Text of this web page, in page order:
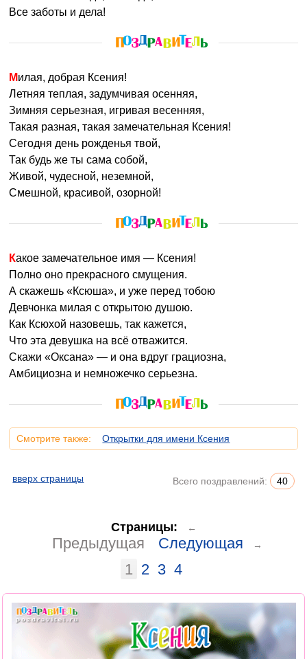
Все заботы и дела!
Милая, добрая Ксения!
Летняя теплая, задумчивая осенняя,
Зимняя серьезная, игривая весенняя,
Такая разная, такая замечательная Ксения!
Сегодня день рожденья твой,
Так будь же ты сама собой,
Живой, чудесной, неземной,
Смешной, красивой, озорной!
Какое замечательное имя — Ксения!
Полно оно прекрасного смущения.
А скажешь «Ксюша», и уже перед тобою
Девчонка милая с открытою душою.
Как Ксюхой назовешь, так кажется,
Что эта девушка на всё отважится.
Скажи «Оксана» — и она вдруг грациозна,
Амбициозна и немножечко серьезна.
Смотрите также: Открытки для имени Ксения
вверх страницы Всего поздравлений: 40
Страницы: ←
Предыдущая Следующая →
1 2 3 4